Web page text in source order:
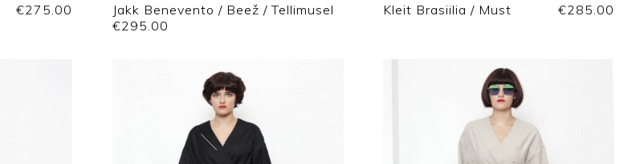
€275.00
Jakk Benevento / Beež / Tellimusel
€295.00
Kleit Brasiilia / Must €285.00